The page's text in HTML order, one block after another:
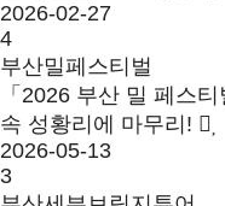
2026-02-27
4
부산밀페스티벌
「2026 부산 밀 페스
속 성황리에 마무리!
2026-05-13
3